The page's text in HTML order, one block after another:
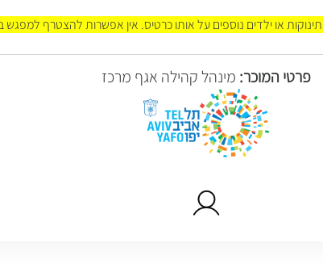
או ילדים נוספים על אותו כרטיס. אין אפשרות להצטרף
פרטי המוכר: מינהל קהילה אגף מרכז